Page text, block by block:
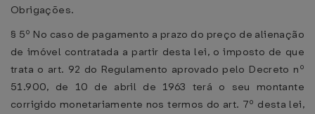
Obrigações.
§ 5º No caso de pagamento a prazo do preço de alienação
de imóvel contratada a partir desta lei, o imposto de que
trata o art. 92 do Regulamento aprovado pelo Decreto nº
51.900, de 10 de abril de 1963 terá o seu montante
corrigido monetariamente nos termos do art. 7º desta lei,